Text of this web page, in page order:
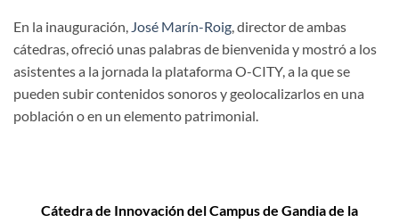
En la inauguración, José Marín-Roig, director de ambas
cátedras, ofreció unas palabras de bienvenida y mostró a los
asistentes a la jornada la plataforma O-CITY, a la que se
pueden subir contenidos sonoros y geolocalizarlos en una
población o en un elemento patrimonial.
Cátedra de Innovacióndel Campus de Gandia de la